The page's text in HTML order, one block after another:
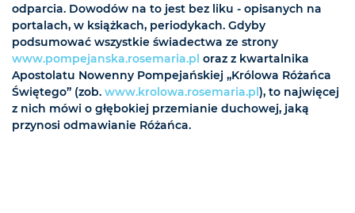
odparcia. Dowodów na to jest bez liku - opisanych na
portalach, w książkach, periodykach. Gdyby
podsumować wszystkie świadectwa ze strony
www.pompejanska.rosemaria.pl oraz z kwartalnika
Apostolatu Nowenny Pompejańskiej „Królowa Różańca
Świętego” (zob. www.krolowa.rosemaria.pl), to najwięcej
z nich mówi o głębokiej przemianie duchowej, jaką
przynosi odmawianie Różańca.